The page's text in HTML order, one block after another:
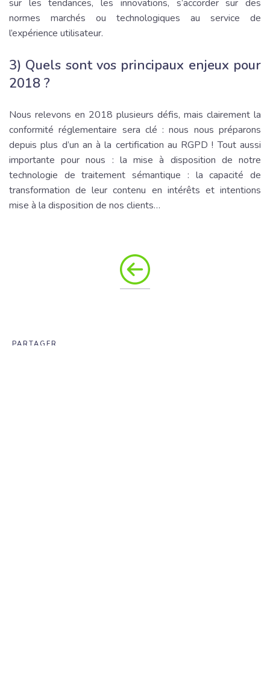
sur les tendances, les innovations, s’accorder sur des
normes marchés ou technologiques au service de
l’expérience utilisateur.
3) Quels sont vos principaux enjeux pour
2018 ?
Nous relevons en 2018 plusieurs défis, mais clairement la
conformité réglementaire sera clé : nous nous préparons
depuis plus d’un an à la certification au RGPD ! Tout aussi
importante pour nous : la mise à disposition de notre
technologie de traitement sémantique : la capacité de
transformation de leur contenu en intérêts et intentions
mise à la disposition de nos clients…
PARTAGER